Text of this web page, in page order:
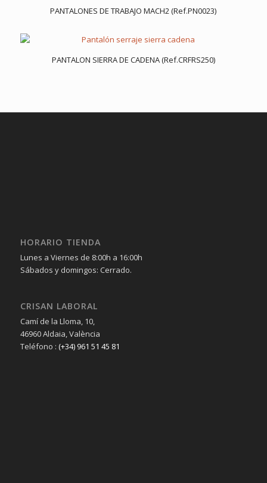
PANTALONES DE TRABAJO MACH2 (Ref.PN0023)
PANTALON SIERRA DE CADENA (Ref.CRFRS250)
HORARIO TIENDA
Lunes a Viernes de 8:00h a 16:00h
Sábados y domingos: Cerrado.
CRISAN LABORAL
Camí de la Lloma, 10,
46960 Aldaia, València
Teléfono : (+34) 961 51 45 81